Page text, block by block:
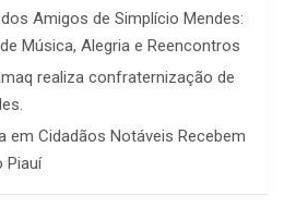
Amigos de Simplício Mendes:
Música, Alegria e Reencontros
realiza confraternização de
em Cidadãos Notáveis Recebem
Piauí